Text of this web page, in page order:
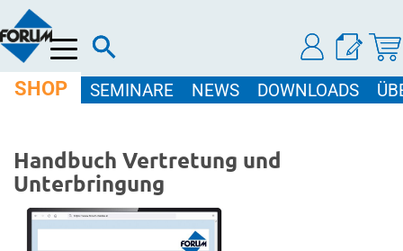
Menü
SHOP SEMINARE NEWS DOWNLOADS
Handbuch Vertretung und
Unterbringung